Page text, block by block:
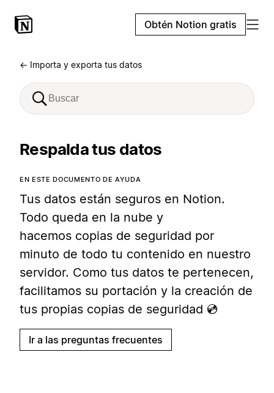
Obtén Notion gratis
← Importa y exporta tus datos
Respalda tus datos
EN ESTE DOCUMENTO DE AYUDA
Tus datos están seguros en Notion.
Todo queda en la nube y
hacemos copias de seguridad por
minuto de todo tu contenido en nuestro
servidor. Como tus datos te pertenecen,
facilitamos su portación y la creación de
tus propias copias de seguridad 💿
Ir a las preguntas frecuentes